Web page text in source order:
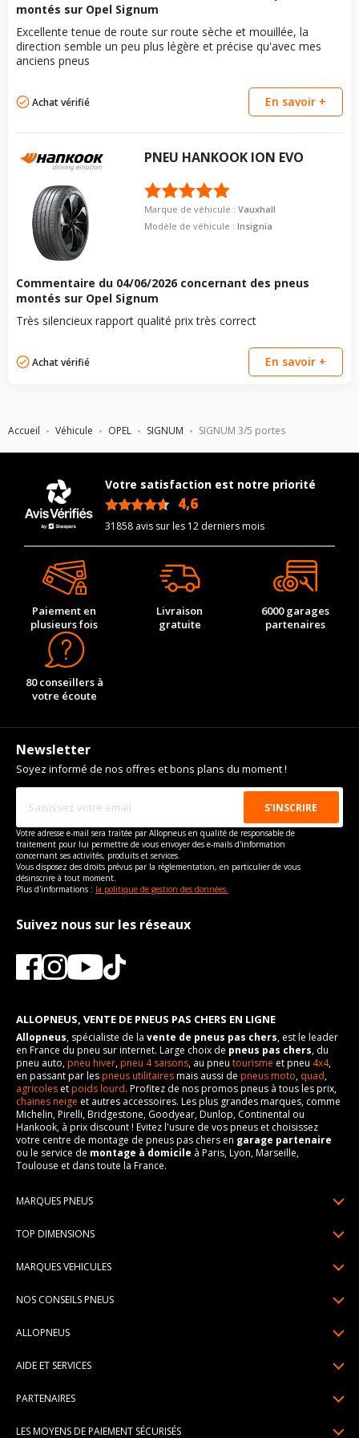
Accueil Véhicule OPEL SIGNUM SIGNUM 3/5 portes
montés sur Opel Signum
Excellente tenue de route sur route sèche et mouillée, la
direction semble un peu plus légère et précise qu'avec mes
anciens pneus
Achat vérifié En savoir +
PNEU HANKOOK ION EVO
Marque de véhicule : Vauxhall
Modèle de véhicule : Insignia
Commentaire du 04/06/2026 concernant des pneus
montés sur Opel Signum
Très silencieux rapport qualité prix très correct
Achat vérifié En savoir +
Votre satisfaction est notre priorité
4,6
31858 avis sur les 12 derniers mois
Paiement en
plusieurs fois
Livraison
gratuite
6000 garages
partenaires
80 conseillers à
votre écoute
Newsletter
Soyez informé de nos offres et bons plans du moment !
Votre adresse e-mail sera traitée par Allopneus en qualité de responsable de
traitement pour lui permettre de vous envoyer des e-mails d'information
concernant ses activités, produits et services.
Vous disposez des droits prévus par la règlementation, en particulier de vous
désinscrire à tout moment.
Plus d'informations : la politique de gestion des données.
Suivez nous sur les réseaux
ALLOPNEUS, VENTE DE PNEUS PAS CHERS EN LIGNE
Allopneus, spécialiste de la vente de pneus pas chers, est le leader
en France du pneu sur internet. Large choix de pneus pas chers, du
pneu auto,pneu hiver,pneu 4 saisons, au pneu tourisme et pneu 4x4,
en passant par lespneus utilitairesmais aussi de pneus moto, quad,
agricoles etpoids lourd. Profitez de nos promos pneus à tous les prix,
chaines neige et autres accessoires. Les plus grandes marques, comme
Michelin, Pirelli, Bridgestone, Goodyear, Dunlop, Continental ou
Hankook, à prix discount ! Evitez l'usure de vos pneus et choisissez
votre centre de montage de pneus pas chers en garage partenaire
ou le service de montage à domicile à Paris, Lyon, Marseille,
Toulouse et dans toute la France.
MARQUES PNEUS
Pneus Continental
Pneus Hankook
Pneus Dunlop
TOP DIMENSIONS
195/65R15
205/60R16
225/45R17
MARQUES VEHICULES
Peugeot
Audi
BMW
NOS CONSEILS PNEUS
Pression pneu
Témoin d'usure
ALLOPNEUS
Espace Presse
AIDE ET SERVICES
Livraisons standard / express
PARTENAIRES
LES MOYENS DE PAIEMENT SÉCURISÉS